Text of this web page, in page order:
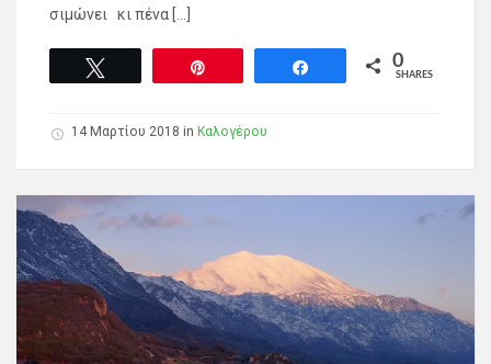
σιμώνει κι πένα […]
0
SHARES
14 Μαρτίου 2018 in Καλογέρου